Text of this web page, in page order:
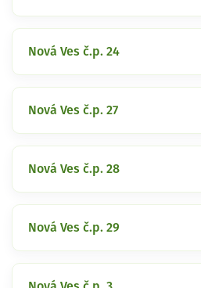
Nová Ves č.p. 24
Nová Ves č.p. 27
Nová Ves č.p. 28
Nová Ves č.p. 29